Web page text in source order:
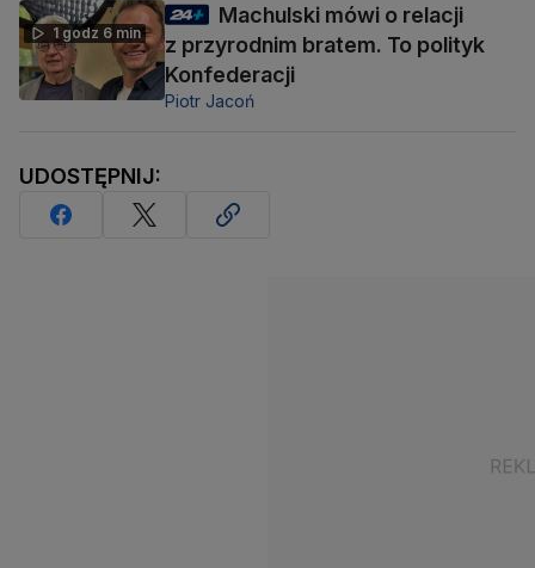
1 godz 6 min
Machulski mówi o relacji
z przyrodnim bratem. To polityk
Konfederacji
Piotr Jacoń
UDOSTĘPNIJ: